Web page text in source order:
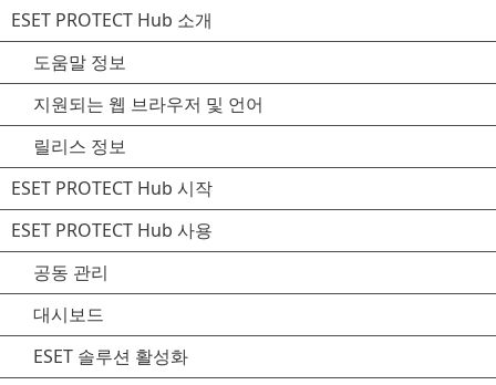
ESET PROTECT Hub 소개
도움말 정보
지원되는 웹 브라우저 및 언어
릴리스 정보
ESET PROTECT Hub 시작
ESET PROTECT Hub 사용
공동 관리
대시보드
ESET 솔루션 활성화